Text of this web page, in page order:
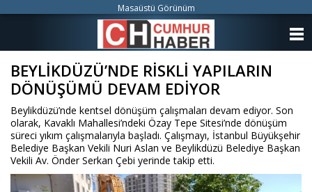
BEYLİKDÜZÜ’NDE RİSKLİ YAPILARIN
DÖNÜŞÜMÜ DEVAM EDİYOR
Beylikdüzü’nde kentsel dönüşüm çalışmaları devam ediyor. Son
olarak, Kavaklı Mahallesi’ndeki Özay Tepe Sitesi’nde dönüşüm
süreci yıkım çalışmalarıyla başladı. Çalışmayı, İstanbul Büyükşehir
Belediye Başkan Vekili Nuri Aslan ve Beylikdüzü Belediye Başkan
Vekili Av. Önder Serkan Çebi yerinde takip etti.
Masaüstü Görünüm
KATEGORİLER
ANKETLER
FOTO GALERİ